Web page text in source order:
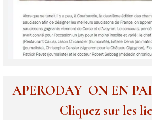
APERODAY ON EN
Cliquez sur les